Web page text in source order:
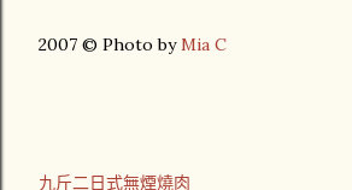
2007 © Photo byMia C
九斤二日式無煙燒肉